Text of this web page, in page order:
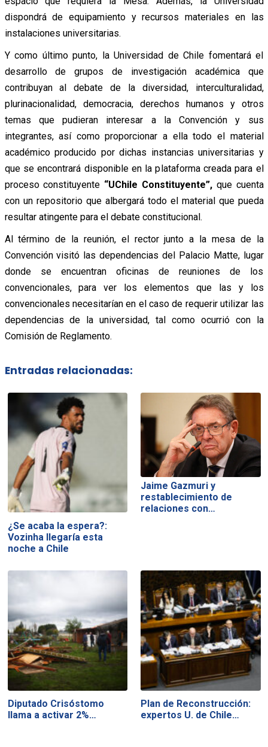
dispondrá de equipamiento y recursos materiales en las
instalaciones universitarias.
Y como último punto, la Universidad de Chile fomentará el
desarrollo de grupos de investigación académica que
contribuyan al debate de la diversidad, interculturalidad,
plurinacionalidad, democracia, derechos humanos y otros
temas que pudieran interesar a la Convención y sus
integrantes, así como proporcionar a ella todo el material
académico producido por dichas instancias universitarias y
que se encontrará disponible en la plataforma creada para el
proceso constituyente “UChile Constituyente”, que cuenta
con un repositorio que albergará todo el material que pueda
resultar atingente para el debate constitucional.
Al término de la reunión, el rector junto a la mesa de la
Convención visitó las dependencias del Palacio Matte, lugar
donde se encuentran oficinas de reuniones de los
convencionales, para ver los elementos que las y los
convencionales necesitarían en el caso de requerir utilizar las
dependencias de la universidad, tal como ocurrió con la
Comisión de Reglamento.
Entradas relacionadas:
¿Se acaba la espera?:
Vozinha llegaría esta
noche a Chile
Jaime Gazmuri y
restablecimiento de
relaciones con…
Diputado Crisóstomo
llama a activar 2%…
Plan de Reconstrucción:
expertos U. de Chile…